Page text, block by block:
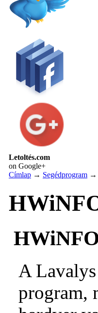
Letoltés.com
on Google+
Címlap → Segédprogram →
A
program,